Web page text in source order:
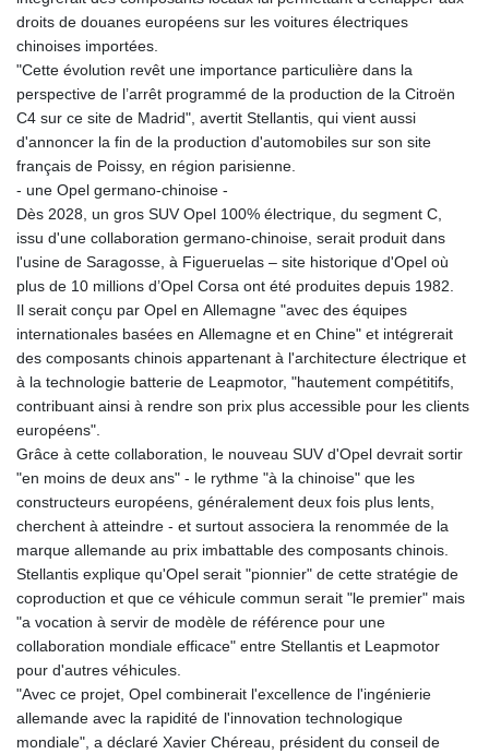
droits de douanes européens sur les voitures électriques
chinoises importées.
"Cette évolution revêt une importance particulière dans la
perspective de l’arrêt programmé de la production de la Citroën
C4 sur ce site de Madrid", avertit Stellantis, qui vient aussi
d'annoncer la fin de la production d'automobiles sur son site
français de Poissy, en région parisienne.
- une Opel germano-chinoise -
Dès 2028, un gros SUV Opel 100% électrique, du segment C,
issu d'une collaboration germano-chinoise, serait produit dans
l'usine de Saragosse, à Figueruelas – site historique d'Opel où
plus de 10 millions d’Opel Corsa ont été produites depuis 1982.
Il serait conçu par Opel en Allemagne "avec des équipes
internationales basées en Allemagne et en Chine" et intégrerait
des composants chinois appartenant à l'architecture électrique et
à la technologie batterie de Leapmotor, "hautement compétitifs,
contribuant ainsi à rendre son prix plus accessible pour les clients
européens".
Grâce à cette collaboration, le nouveau SUV d'Opel devrait sortir
"en moins de deux ans" - le rythme "à la chinoise" que les
constructeurs européens, généralement deux fois plus lents,
cherchent à atteindre - et surtout associera la renommée de la
marque allemande au prix imbattable des composants chinois.
Stellantis explique qu'Opel serait "pionnier" de cette stratégie de
coproduction et que ce véhicule commun serait "le premier" mais
"a vocation à servir de modèle de référence pour une
collaboration mondiale efficace" entre Stellantis et Leapmotor
pour d'autres véhicules.
"Avec ce projet, Opel combinerait l'excellence de l'ingénierie
allemande avec la rapidité de l'innovation technologique
mondiale", a déclaré Xavier Chéreau, président du conseil de